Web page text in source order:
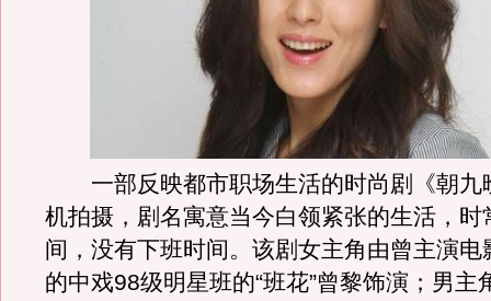
一部反映都市职场生活的时尚剧《朝九
机拍摄，剧名寓意当今白领紧张的生活，时
间，没有下班时间。该剧女主角由曾主演电
的中戏98级明星班的“班花”曾黎饰演；男主